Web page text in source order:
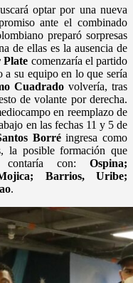
optar por una nueva
ante el combinado
preparó sorpresas
de ellas es la ausencia de
Plate comenzaría el partido
a su equipo en lo que sería
Cuadrado volvería, tras
de volante por derecha.
en reemplazo de
en las fechas 11 y 5 de
Borréingresa como
la posible formación que
contaría con: Ospina;
Barrios, Uribe;
.